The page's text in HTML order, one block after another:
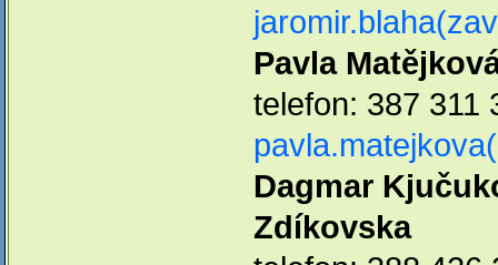
Pavla
telefon: 387 311
Dagmar
Zdíkovska